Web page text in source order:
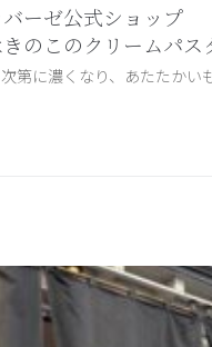
ーゼ公式ショップ
のこのクリームパス
第に濃くなり、あたたかい